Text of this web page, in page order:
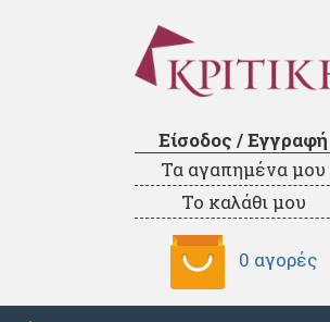
Είσοδος / Εγγραφή
Τα αγαπημένα μου
Το καλάθι μου
0 αγορές